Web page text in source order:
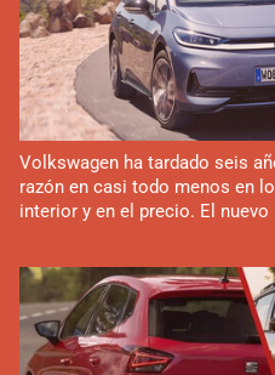
Volkswagen ha tardado seis
razón en casi todo menos en
interior y en el precio. El nuevo